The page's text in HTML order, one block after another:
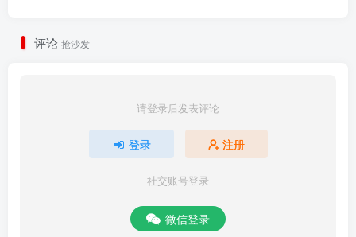
评论 抢沙发
请登录后发表评论
登录 注册
社交账号登录
微信登录